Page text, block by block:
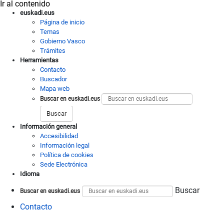
Ir al contenido
euskadi.eus
Página de inicio
Temas
Gobierno Vasco
Trámites
Herramientas
Contacto
Buscador
Mapa web
Buscar en euskadi.eus
Información general
Accesibilidad
Información legal
Política de cookies
Sede Electrónica
Idioma
Buscar en euskadi.eus
Buscar
Contacto